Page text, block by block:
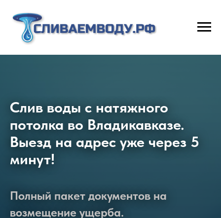
Слив воды с натяжного
потолка во Владикавказе.
Выезд на адрес уже через 5
минут!
Полный пакет документов на
возмещение ущерба.